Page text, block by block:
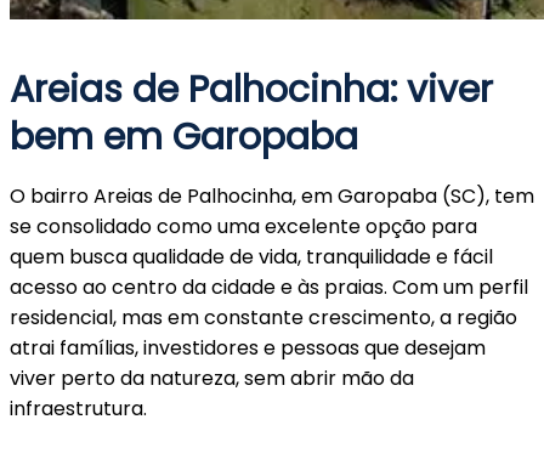
Areias de Palhocinha: viver
bem em Garopaba
O bairro Areias de Palhocinha, em Garopaba (SC), tem
se consolidado como uma excelente opção para
quem busca qualidade de vida, tranquilidade e fácil
acesso ao centro da cidade e às praias. Com um perfil
residencial, mas em constante crescimento, a região
atrai famílias, investidores e pessoas que desejam
viver perto da natureza, sem abrir mão da
infraestrutura.